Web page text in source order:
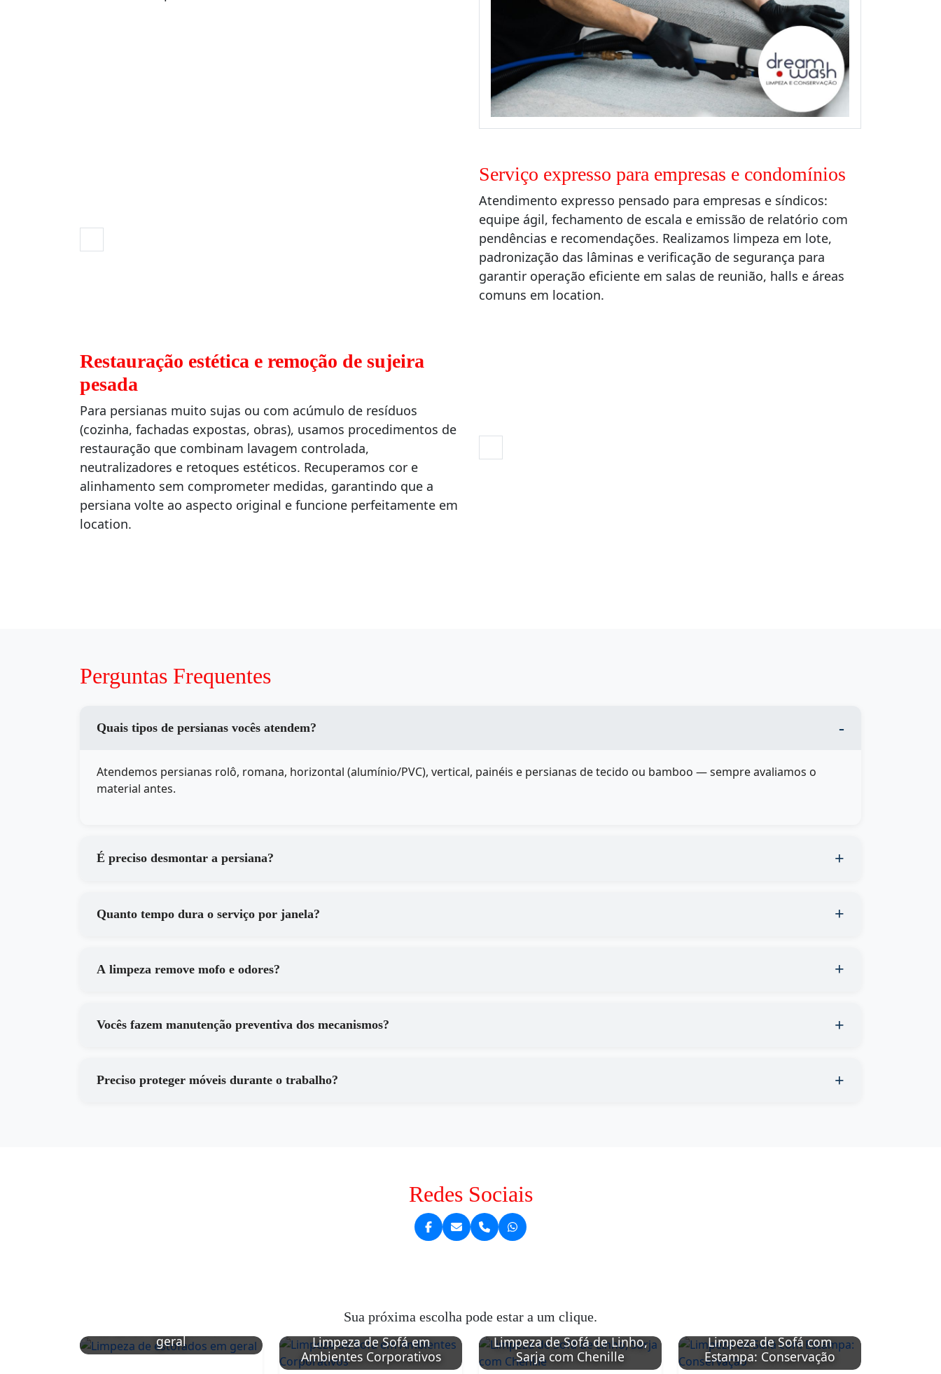
Serviço expresso para empresas e condomínios
Atendimento expresso pensado para empresas e síndicos:
equipe ágil, fechamento de escala e emissão de relatório com
pendências e recomendações. Realizamos limpeza em lote,
padronização das lâminas e verificação de segurança para
garantir operação eficiente em salas de reunião, halls e áreas
comuns em location.
Restauração estética e remoção de sujeira
pesada
Para persianas muito sujas ou com acúmulo de resíduos
(cozinha, fachadas expostas, obras), usamos procedimentos de
restauração que combinam lavagem controlada,
neutralizadores e retoques estéticos. Recuperamos cor e
alinhamento sem comprometer medidas, garantindo que a
persiana volte ao aspecto original e funcione perfeitamente em
location.
Perguntas Frequentes
Quais tipos de persianas vocês atendem?
Atendemos persianas rolô, romana, horizontal (alumínio/PVC), vertical, painéis e persianas de tecido ou bamboo — sempre avaliamos o
material antes.
É preciso desmontar a persiana?
Quanto tempo dura o serviço por janela?
A limpeza remove mofo e odores?
Vocês fazem manutenção preventiva dos mecanismos?
Preciso proteger móveis durante o trabalho?
Redes Sociais
Sua próxima escolha pode estar a um clique.
geral
Limpeza de Sofá em
Ambientes Corporativos
Limpeza de Sofá de Linho,
Sarja com Chenille
Limpeza de Sofá com
Estampa: Conservação